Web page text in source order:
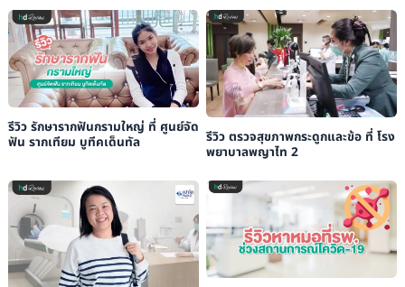
รีวิว รักษารากฟันกรามใหญ่ ที่ ศูนย์จัด
ฟัน รากเทียม บูทีคเด็นทัล
รีวิว ตรวจสุขภาพกระดูกและข้อ ที่ โรง
พยาบาลพญาไท 2